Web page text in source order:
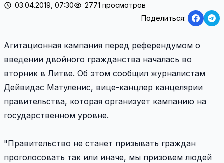
03.04.2019, 07:30
2771 просмотров
Поделиться:
Агитационная кампания перед референдумом о
введении двойного гражданства началась во
вторник в Литве. Об этом сообщил журналистам
Дейвидас Матуленис, вице-канцлер канцелярии
правительства, которая организует кампанию на
государственном уровне.
"Правительство не станет призывать граждан
проголосовать так или иначе, мы призовем людей